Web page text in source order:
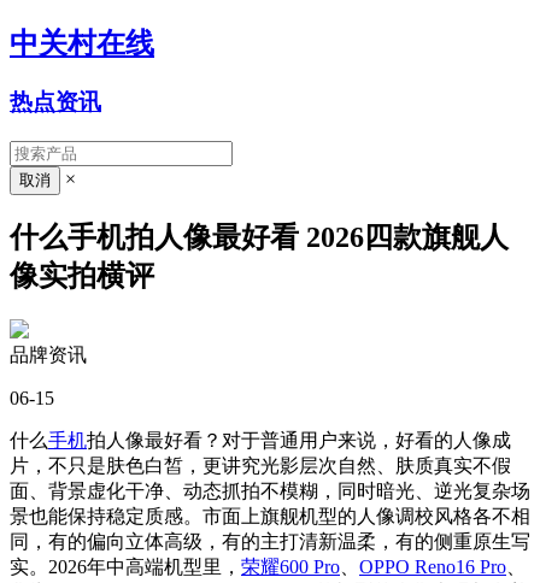
中关村在线
热点资讯
×
什么手机拍人像最好看 2026四款旗舰人
像实拍横评
品牌资讯
06-15
什么手机拍人像最好看？对于普通用户来说，好看的人像成
片，不只是肤色白皙，更讲究光影层次自然、肤质真实不假
面、背景虚化干净、动态抓拍不模糊，同时暗光、逆光复杂场
景也能保持稳定质感。市面上旗舰机型的人像调校风格各不相
同，有的偏向立体高级，有的主打清新温柔，有的侧重原生写
实。2026年中高端机型里， 荣耀600 Pro OPPO Reno16 Pro